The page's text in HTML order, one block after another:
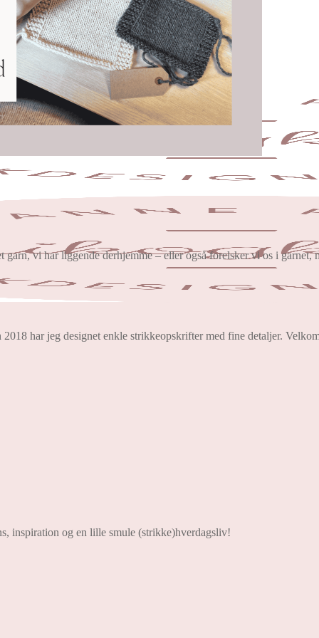
vi har liggende derhjemme – eller også forelsker vi os i
har jeg designet enkle strikkeopskrifter med fine detaljer.
inspiration og en lille smule (strikke)hverdagsliv!